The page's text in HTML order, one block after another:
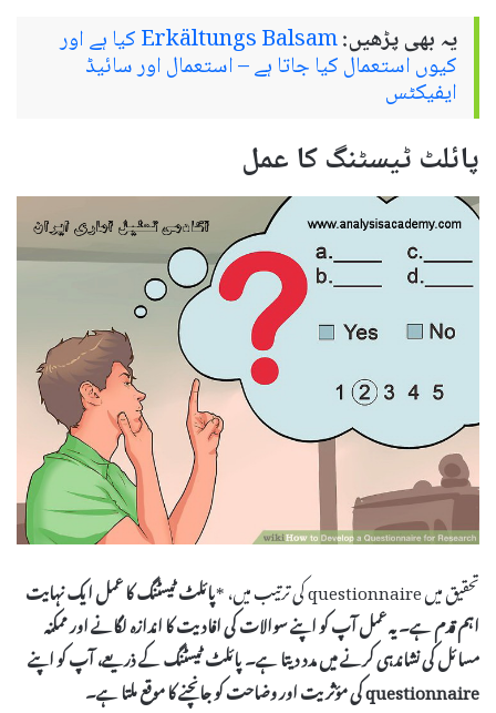
یہ بھی پڑھیں: Erkältungs Balsam کیا ہے اور
کیوں استعمال کیا جاتا ہے – استعمال اور سائیڈ
ایفیکٹس
پائلٹ ٹیسٹنگ کا عمل
تحقیق میں questionnaire کی ترتیب میں، * پائلٹ ٹیسٹنگکا عمل ایک نہایت
اہم قدم ہے۔ یہ عمل آپ کو اپنے سوالات کی افادیت کا اندازہ لگانے اور ممکنہ
مسائل کی نشاندہی کرنے میں مدد دیتا ہے۔ پائلٹ ٹیسٹنگ کے ذریعے، آپ کو اپنے
questionnaire کی مؤثریتاوروضاحتکو جانچنے کا موقع ملتا ہے۔